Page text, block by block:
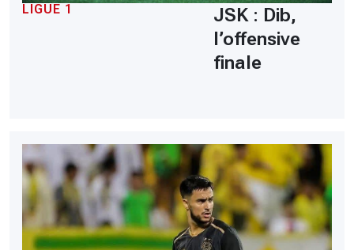
LIGUE 1
JSK : Dib,
l’offensive
finale